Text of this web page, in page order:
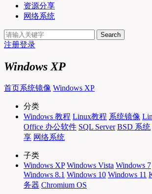
资源分享
网络系统
Search
注册登录
Windows XP
首页系统镜像 Windows XP
分类
Windows 教程 Linux教程 系统镜像
Office 办公软件 SQL Server BSD 系统
享 网络系统
子类
Windows XP Windows Vista Windows 7
Windows 8.1 Windows 10 Windows 11
务器 Chromium OS